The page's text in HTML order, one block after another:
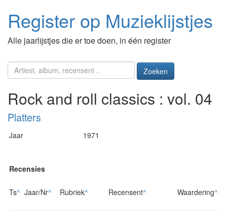
Register op Muzieklijstjes
Alle jaarlijstjes die er toe doen, in één register
Zoeken
Rock and roll classics : vol. 04
Platters
Jaar 1971
Recensies
Ts^ Jaar/Nr^ Rubriek^ Recensent^ Waardering^